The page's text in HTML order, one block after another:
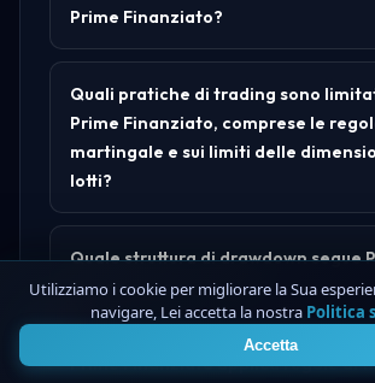
Prime Finanziato?
Quali pratiche di trading sono
Prime Finanziato, comprese le
martingale e sui limiti delle
lotti?
Quale struttura di drawdown segue
Finanziato per i trader?
Prime Finanziato applica regole di
Utilizziamo i cookie per migliorare la Sua
navigare, Lei accetta la nostra Politica
Accetta